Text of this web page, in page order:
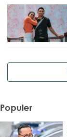
Populer